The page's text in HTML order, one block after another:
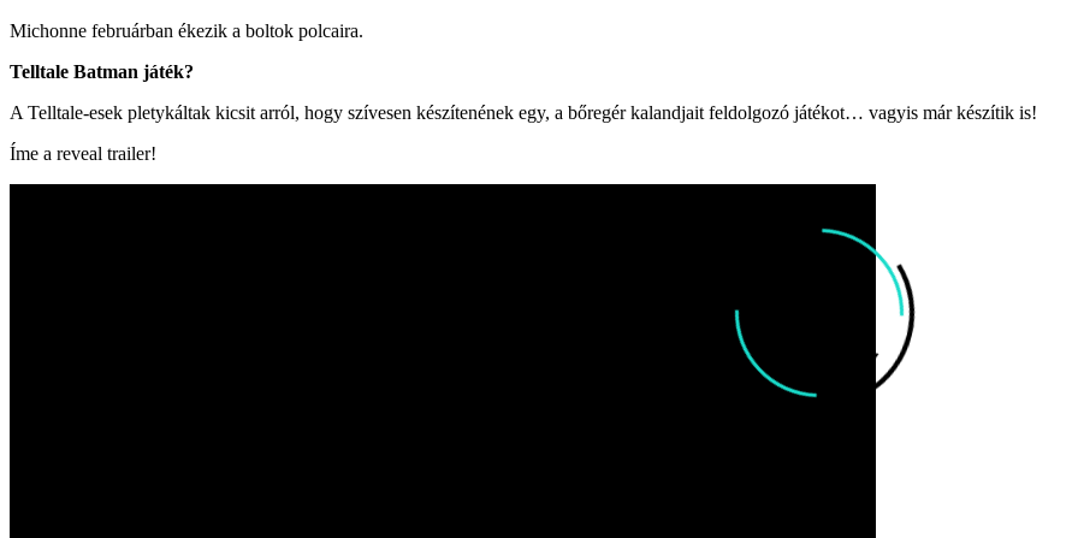
Michonne februárban ékezik a boltok polcaira.
Telltale Batman játék?
A Telltale-esek pletykáltak kicsit arról, hogy szívesen készítenének egy, a bőregér kalandjait feldolgozó játékot… vagyis már készítik is!
Íme a reveal trailer!